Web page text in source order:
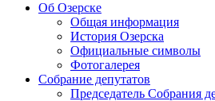
Об Озерске
Общая информация
История Озерска
Официальные символы
Фотогалерея
Собрание депутатов
Председатель Собрания